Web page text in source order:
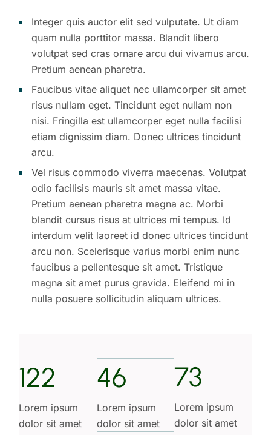
Integer quis auctor elit sed vulputate. Ut diam
quam nulla porttitor massa. Blandit libero
volutpat sed cras ornare arcu dui vivamus arcu.
Pretium aenean pharetra.
Faucibus vitae aliquet nec ullamcorper sit amet
risus nullam eget. Tincidunt eget nullam non
nisi. Fringilla est ullamcorper eget nulla facilisi
etiam dignissim diam. Donec ultrices tincidunt
arcu.
Vel risus commodo viverra maecenas. Volutpat
odio facilisis mauris sit amet massa vitae.
Pretium aenean pharetra magna ac. Morbi
blandit cursus risus at ultrices mi tempus. Id
interdum velit laoreet id donec ultrices tincidunt
arcu non. Scelerisque varius morbi enim nunc
faucibus a pellentesque sit amet. Tristique
magna sit amet purus gravida. Eleifend mi in
nulla posuere sollicitudin aliquam ultrices.
122
Lorem ipsum
dolor sit amet
46
Lorem ipsum
dolor sit amet
73
Lorem ipsum
dolor sit amet